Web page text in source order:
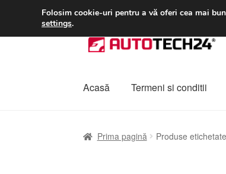
LIVRARE de la 33 lei
Sari
la
Sari
la
Acasă Termeni si conditii
Prima pagină Produse
Folosim cookie-uri pentru a vă oferi cea mai
settings.